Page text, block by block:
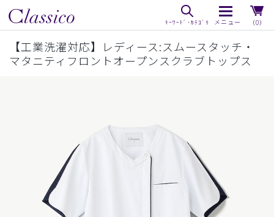
（0）
【工業洗濯対応】レディース:スムースタッチ・
マタニティフロントオープンスクラブトップス